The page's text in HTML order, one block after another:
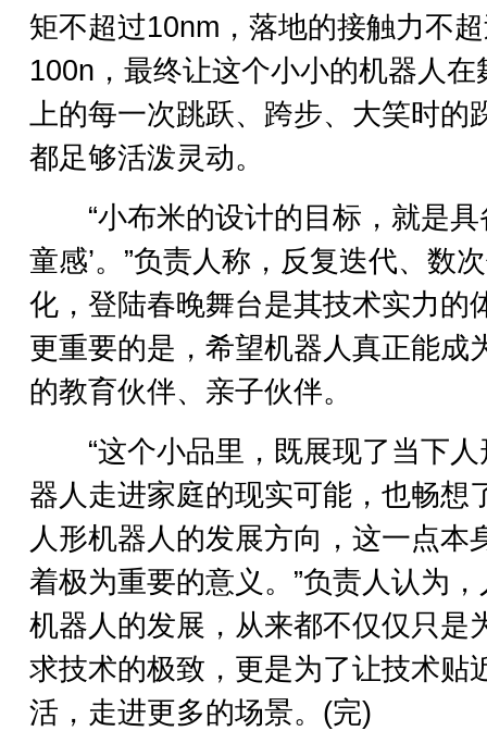
矩不超过10nm，落地的接触力不
100n，最终让这个小小的机器人在
上的每一次跳跃、跨步、大笑时的
都足够活泼灵动。
“小布米的设计的目标，就是具
童感’。”负责人称，反复迭代、数
化，登陆春晚舞台是其技术实力的
更重要的是，希望机器人真正能成
的教育伙伴、亲子伙伴。
“这个小品里，既展现了当下人
器人走进家庭的现实可能，也畅想
人形机器人的发展方向，这一点本
着极为重要的意义。”负责人认为
机器人的发展，从来都不仅仅只是
求技术的极致，更是为了让技术贴
活，走进更多的场景。(完)